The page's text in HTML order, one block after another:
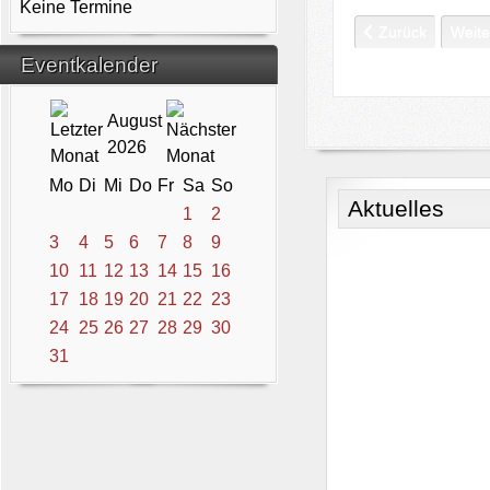
Keine Termine
Eventkalender
August
2026
Mo Di Mi Do Fr Sa So
1
2
3
4 5 6 7 8
9
10 11 12 13 14 15 16
17
18 19 20 21 22 23
24 25 26 27 28 29 30
31
Aktuelles